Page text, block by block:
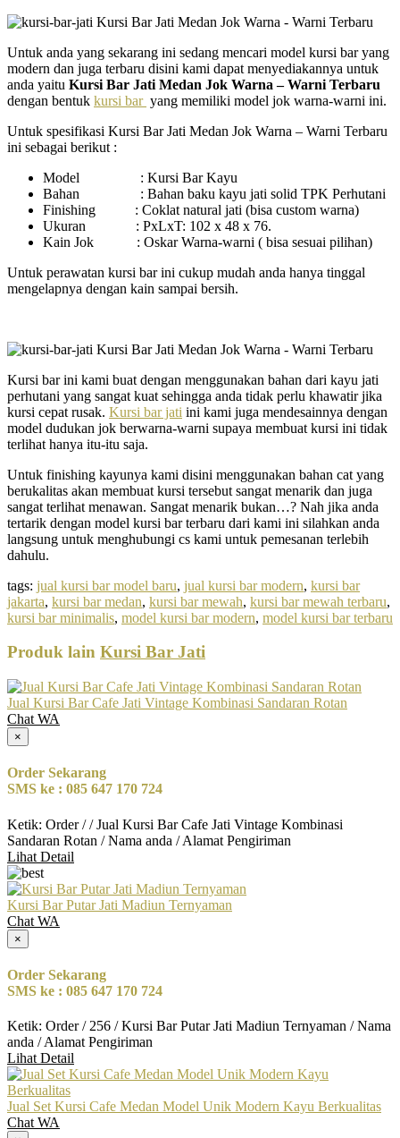
Untuk anda yang sekarang ini sedang mencari model kursi bar yang
modern dan juga terbaru disini kami dapat menyediakannya untuk
anda yaitu Kursi Bar Jati Medan Jok Warna – Warni Terbaru
dengan bentuk kursi bar yang memiliki model jok warna-warni ini.
Untuk spesifikasi Kursi Bar Jati Medan Jok Warna – Warni Terbaru
ini sebagai berikut :
Model : Kursi Bar Kayu
Bahan : Bahan baku kayu jati solid TPK Perhutani
Finishing : Coklat natural jati (bisa custom warna)
Ukuran : PxLxT: 102 x 48 x 76.
Kain Jok : Oskar Warna-warni ( bisa sesuai pilihan)
Untuk perawatan kursi bar ini cukup mudah anda hanya tinggal
mengelapnya dengan kain sampai bersih.
Kursi bar ini kami buat dengan menggunakan bahan dari kayu jati
perhutani yang sangat kuat sehingga anda tidak perlu khawatir jika
kursi cepat rusak. Kursi bar jati ini kami juga mendesainnya dengan
model dudukan jok berwarna-warni supaya membuat kursi ini tidak
terlihat hanya itu-itu saja.
Untuk finishing kayunya kami disini menggunakan bahan cat yang
berukalitas akan membuat kursi tersebut sangat menarik dan juga
sangat terlihat menawan. Sangat menarik bukan…? Nah jika anda
tertarik dengan model kursi bar terbaru dari kami ini silahkan anda
langsung untuk menghubungi cs kami untuk pemesanan terlebih
dahulu.
tags: jual kursi bar model baru, jual kursi bar modern, kursi bar
jakarta, kursi bar medan, kursi bar mewah, kursi bar mewah terbaru,
kursi bar minimalis, model kursi bar modern, model kursi bar terbaru
Produk lain Kursi Bar Jati
Jual Kursi Bar Cafe Jati Vintage Kombinasi Sandaran Rotan
Chat WA
×
Order Sekarang
SMS ke : 085 647 170 724
Ketik: Order / / Jual Kursi Bar Cafe Jati Vintage Kombinasi
Sandaran Rotan / Nama anda / Alamat Pengiriman
Lihat Detail
Kursi Bar Putar Jati Madiun Ternyaman
Chat WA
×
Order Sekarang
SMS ke : 085 647 170 724
Ketik: Order / 256 / Kursi Bar Putar Jati Madiun Ternyaman / Nama
anda / Alamat Pengiriman
Lihat Detail
Jual Set Kursi Cafe Medan Model Unik Modern Kayu Berkualitas
Chat WA